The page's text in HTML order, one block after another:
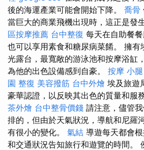
後的海運產業可能會開始下降。 喬骨
當巨大的商業飛機出現時，這正是發
區按摩推薦 台中整復 每天在自助餐
也可以享用素食和糖尿病菜餚。 擁有
光露台，最寬敞的游泳池和按摩浴缸
為他的出色設備感到自豪。 按摩 小腿
園 整復 美容撥筋 台中外燴 埃及旅遊
豪華認證，以反映其出色的質量和服
茶外燴 台中整骨價錢 請注意，儘管
排的，但由於天氣狀況，導航和尼羅
有很小的變化。 氣結 導遊每天都會
和交通狀況告知旅行和遊覽的時間。